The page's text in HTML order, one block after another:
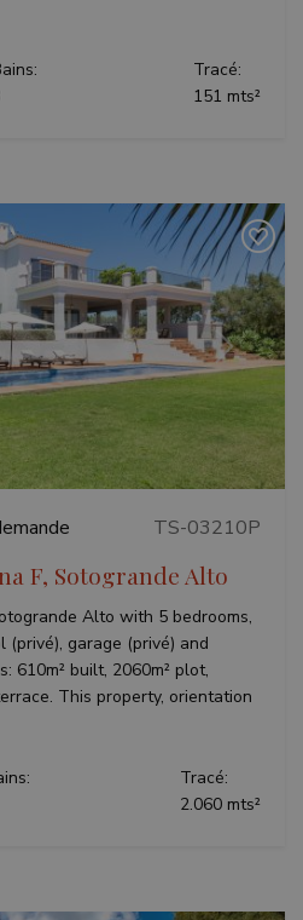
Tracé:
151 mts²
Suivant
TS-03210P
F, Sotogrande Alto
Alto with 5 bedrooms,
(privé), garage (privé) and
610m² built, 2060m² plot,
This property, orientation
Tracé:
2.060 mts²